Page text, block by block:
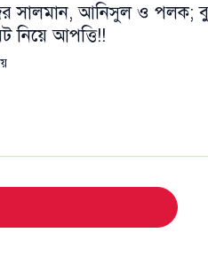
সালমান, আনিসুল ও পলক;
নিয়ে আপত্তি!!